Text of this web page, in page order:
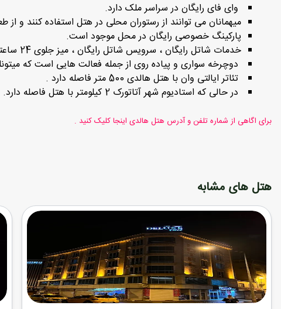
وای فای رایگان در سراسر ملک دارد.
میهمانان می توانند از رستوران محلی در هتل استفاده کنند و
پارکینگ خصوصی رایگان در محل موجود است.
خدمات شاتل رایگان ، سرویس شاتل رایگان ، میز جلوی 24 ساعته و آرایشگاه در این ملک وجود دارد. می توانید در فعالیت های مختلفی از جمله
دوچرخه سواری و پیاده روی از جمله فعالت هایی است که
تئاتر ایالتی وان با هتل هالدی 500 متر فاصله دارد .
در حالی که استادیوم شهر آتاتورک 2 کیلومتر با هتل فاصله دارد.
برای اگاهی از شماره تلفن و آدرس هتل هالدی اینجا کلیک کنید .
هتل های مشابه